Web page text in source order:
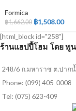
Formica
฿1,662.00 ฿1,508.00
[html_block id="258"]
ร้านแฮปปี้โฮม โดย พู
248/6 ถ.มหาราช ต.ปาก
Phone: (099) 405-0008
Tel: (075) 623-409